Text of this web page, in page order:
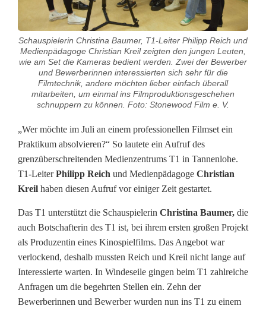
n
g
u
t
e
w
o
l
l
e
Schauspielerin Christina Baumer, T1-Leiter Philipp Reich und
Medienpädagoge Christian Kreil zeigten den jungen Leuten,
wie am Set die Kameras bedient werden. Zwei der Bewerber
und Bewerberinnen interessierten sich sehr für die
Filmtechnik, andere möchten lieber einfach überall
mitarbeiten, um einmal ins Filmproduktionsgeschehen
schnuppern zu können. Foto: Stonewood Film e. V.
„Wer möchte im Juli an einem professionellen Filmset ein
Praktikum absolvieren?“ So lautete ein Aufruf des
grenzüberschreitenden Medienzentrums T1 in Tannenlohe.
T1-LeiterPhilipp Reich und Medienpädagoge Christian
Kreil haben diesen Aufruf vor einiger Zeit gestartet.
Das T1 unterstützt die Schauspielerin Christina Baumer, die
auch Botschafterin des T1 ist, bei ihrem ersten großen Projekt
als Produzentin eines Kinospielfilms. Das Angebot war
verlockend, deshalb mussten Reich und Kreil nicht lange auf
Interessierte warten. In Windeseile gingen beim T1 zahlreiche
Anfragen um die begehrten Stellen ein. Zehn der
Bewerberinnen und Bewerber wurden nun ins T1 zu einem